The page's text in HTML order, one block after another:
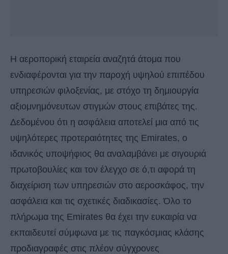
Η αεροπορική εταιρεία αναζητά άτομα που
ενδιαφέρονται για την παροχή υψηλού επιπέδου
υπηρεσιών φιλοξενίας, με στόχο τη δημιουργία
αξιομνημόνευτων στιγμών στους επιβάτες της.
Δεδομένου ότι η ασφάλεια αποτελεί μια από τις
υψηλότερες προτεραιότητες της Emirates, ο
ιδανικός υποψήφιος θα αναλαμβάνει με σιγουριά
πρωτοβουλίες και τον έλεγχο σε ό,τι αφορά τη
διαχείριση των υπηρεσιών στο αεροσκάφος, την
ασφάλεια και τις σχετικές διαδικασίες. Όλο το
πλήρωμα της Emirates θα έχει την ευκαιρία να
εκπαιδευτεί σύμφωνα με τις παγκόσμιας κλάσης
προδιαγραφές στις πλέον σύγχρονες